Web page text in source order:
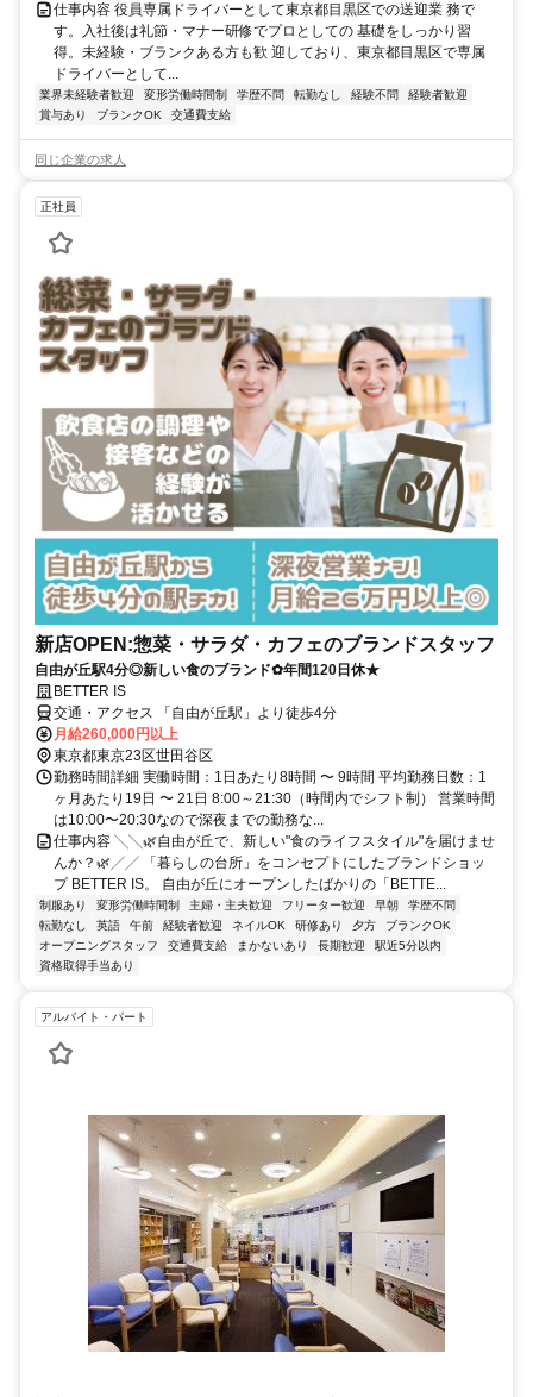
仕事内容 役員専属ドライバーとして東京都目黒区での送迎業 務で
す。入社後は礼節・マナー研修でプロとしての 基礎をしっかり習
得。未経験・ブランクある方も歓 迎しており、東京都目黒区で専属
ドライバーとして...
業界未経験者歓迎 変形労働時間制 学歴不問 転勤なし 経験不問
経験者歓迎
賞与あり
ブランクOK 交通費支給
同じ企業の求人
正社員
新店OPEN:惣菜・サラダ・カフェのブランドスタッフ
自由が丘駅4分◎新しい食のブランド✿年間120日休★
BETTER IS
交通・アクセス 「自由が丘駅」より徒歩4分
月給260,000円以上
東京都東京23区世田谷区
勤務時間詳細 実働時間：1日あたり8時間 〜 9時間 平均勤務日数：1
ヶ月あたり19日 〜 21日 8:00～21:30（時間内でシフト制） 営業時間
は10:00〜20:30なので深夜までの勤務な...
仕事内容 ╲╲🌿自由が丘で、新しい"食のライフスタイル"を届けませ
んか？🌿╱╱ 「暮らしの台所」をコンセプトにしたブランドショッ
プ BETTER IS。 自由が丘にオープンしたばかりの「BETTE...
制服あり 変形労働時間制 主婦・主夫歓迎 フリーター歓迎 早朝
学歴不問
転勤なし
英語 午前 経験者歓迎 ネイルOK 研修あり 夕方
ブランクOK
オープニングスタッフ
交通費支給 まかないあり 長期歓迎
駅近5分以内
資格取得手当あり
アルバイト・パート